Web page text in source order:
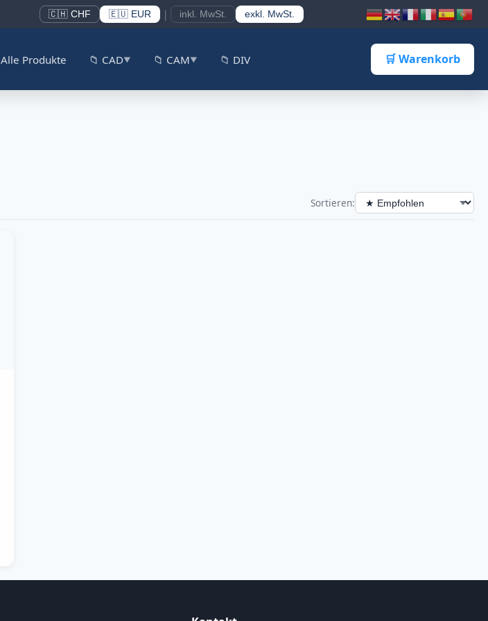
🇨🇭 CHF 🇪🇺 EUR | inkl. MwSt. exkl. MwSt.
Alle Produkte 📁 CAD▼ 📁 CAM▼ 📁 DIV 🛒 Warenkorb
Sortieren: